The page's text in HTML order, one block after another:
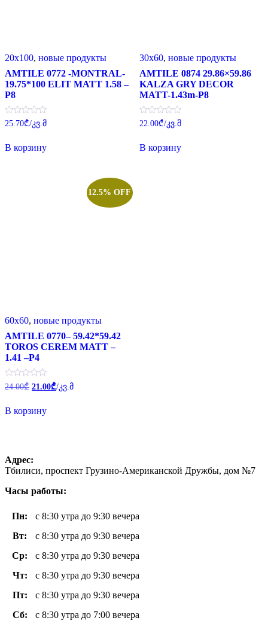
20x100, новые продукты
AMTILE 0772 -MONTRAL-
19.75*100 ELIT MATT 1.58 –
P8
Оценка
0
5
25.70₾/კვ.მ
В корзину
30x60, новые продукты
AMTILE 0874 29.86×59.86
KALZA GRY DECOR
MATT-1.43m-P8
Оценка
0
5
22.00₾/კვ.მ
В корзину
12.5% OFF
60x60, новые продукты
AMTILE 0770– 59.42*59.42
TOROS CEREM MATT –
1.41 –P4
Оценка
0
5
24.00₾ Первоначальная
24.00₾.
21.00₾Текущая
цена:
/კვ.მ
В корзину
Адрес:
Тбилиси, проспект Грузино-Американской Дружбы, дом №7
Часы работы:
Пн:
с 8:30 утра до 9:30 вечера
Вт:
с 8:30 утра до 9:30 вечера
Ср:
с 8:30 утра до 9:30 вечера
Чт:
с 8:30 утра до 9:30 вечера
Пт:
с 8:30 утра до 9:30 вечера
Сб:
с 8:30 утра до 7:00 вечера